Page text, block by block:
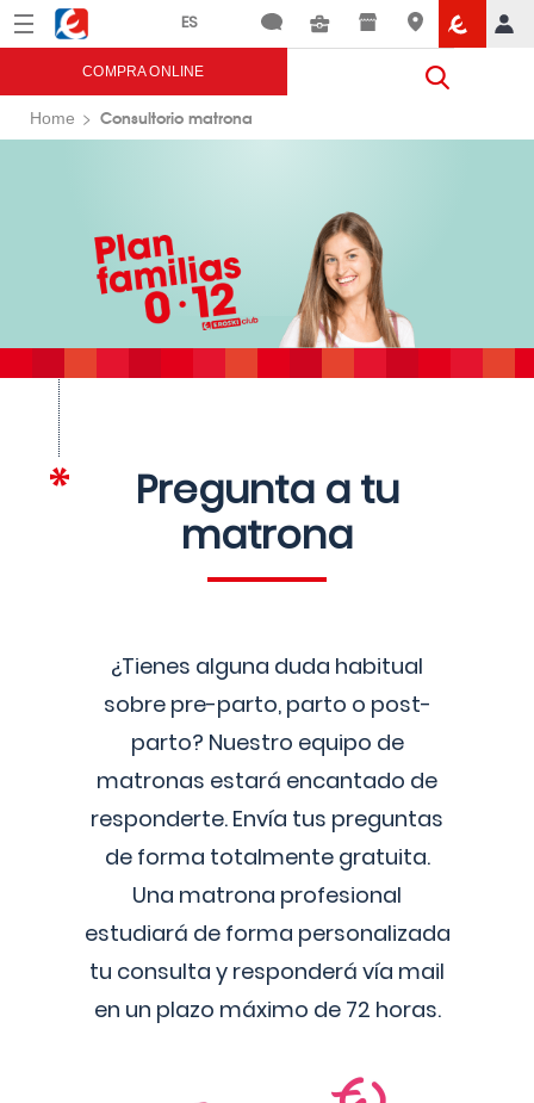
Menú Eroski
COMPRA ONLINE
Home Consultorio matrona
Pregunta a tu
matrona
¿Tienes alguna duda habitual
sobre pre-parto, parto o post-
parto? Nuestro equipo de
matronas estará encantado de
responderte. Envía tus preguntas
de forma totalmente gratuita.
Una matrona profesional
estudiará de forma personalizada
tu consulta y responderá vía mail
en un plazo máximo de 72 horas.